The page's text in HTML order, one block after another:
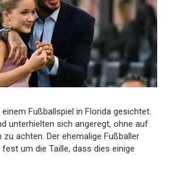
einem Fußballspiel in Florida gesichtet.
unterhielten sich angeregt, ohne auf
achten. Der ehemalige Fußballer
um die Taille, dass dies einige